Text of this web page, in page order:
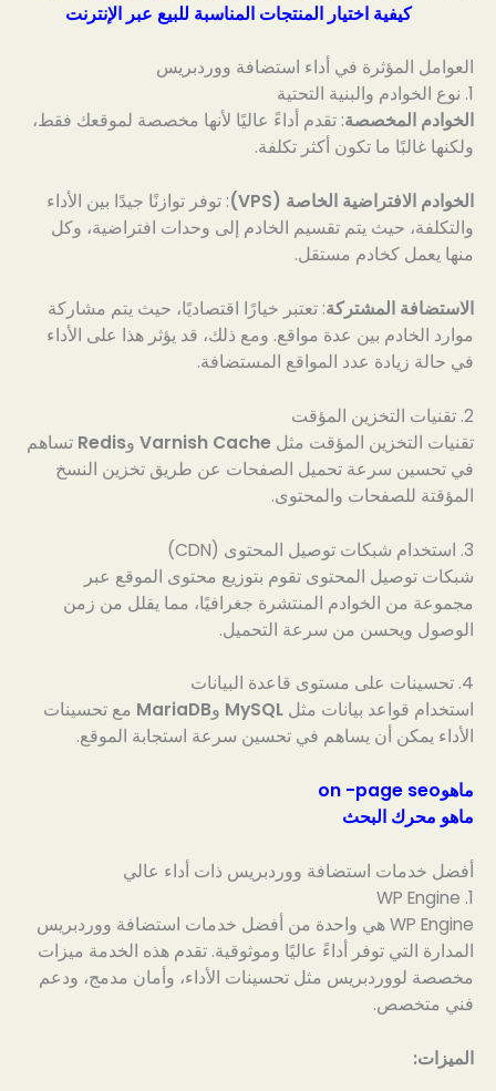
كيفية اختيار المنتجات المناسبة للبيع عبر الإنترنت
العوامل المؤثرة في أداء استضافة ووردبريس
1. نوع الخوادم والبنية التحتية
الخوادم المخصصة: تقدم أداءً عاليًا لأنها مخصصة لموقعك فقط،
ولكنها غالبًا ما تكون أكثر تكلفة.
الخوادم الافتراضية الخاصة (VPS)
: توفر توازنًا جيدًا بين الأداء
والتكلفة، حيث يتم تقسيم الخادم إلى وحدات افتراضية، وكل
منها يعمل كخادم مستقل.
الاستضافة المشتركة: تعتبر خيارًا اقتصاديًا، حيث يتم مشاركة
موارد الخادم بين عدة مواقع. ومع ذلك، قد يؤثر هذا على الأداء
في حالة زيادة عدد المواقع المستضافة.
2. تقنيات التخزين المؤقت
تقنيات التخزين المؤقت مثل Varnish Cache وRedis تساهم
في تحسين سرعة تحميل الصفحات عن طريق تخزين النسخ
المؤقتة للصفحات والمحتوى.
3. استخدام شبكات توصيل المحتوى (CDN)
شبكات توصيل المحتوى تقوم بتوزيع محتوى الموقع عبر
مجموعة من الخوادم المنتشرة جغرافيًا، مما يقلل من زمن
الوصول ويحسن من سرعة التحميل.
4. تحسينات على مستوى قاعدة البيانات
استخدام قواعد بيانات مثل MySQL وMariaDB مع تحسينات
الأداء يمكن أن يساهم في تحسين سرعة استجابة الموقع.
ماهوon -page seo
ماهو محرك البحث
أفضل خدمات استضافة ووردبريس ذات أداء عالي
1. WP Engine
WP Engine هي واحدة من أفضل خدمات استضافة ووردبريس
المدارة التي توفر أداءً عاليًا وموثوقية. تقدم هذه الخدمة ميزات
مخصصة لووردبريس مثل تحسينات الأداء، وأمان مدمج، ودعم
فني متخصص.
الميزات: